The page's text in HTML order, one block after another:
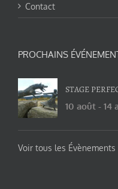
Contact
PROCHAINS
STAGE
10 août - 14
Voir tous les Évènements